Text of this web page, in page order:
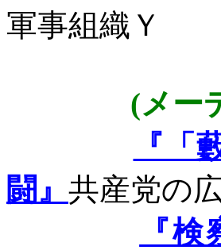
軍事組織Ｙ
(メー
『「
闘』 共産党の
『